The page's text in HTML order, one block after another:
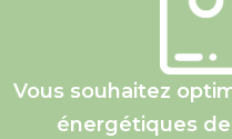
Vous souhaitez
énergétiques